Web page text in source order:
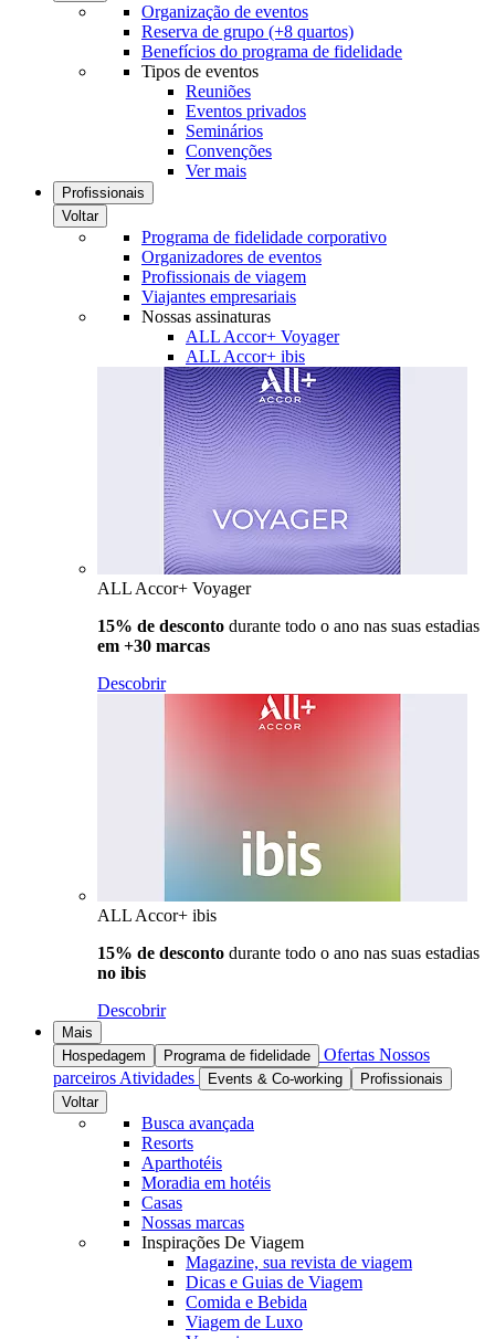
Organização de eventos
Reserva de grupo (+8 quartos)
Benefícios do programa de fidelidade
Tipos de eventos
Reuniões
Eventos privados
Seminários
Convenções
Ver mais
Profissionais
Voltar
Programa de fidelidade corporativo
Organizadores de eventos
Profissionais de viagem
Viajantes empresariais
Nossas assinaturas
ALL Accor+ Voyager
ALL Accor+ ibis
ALL Accor+ Voyager
15% de desconto durante todo o ano nas suas estadias
em +30 marcas
Descobrir
ALL Accor+ ibis
15% de desconto durante todo o ano nas suas estadias
no ibis
Descobrir
Mais
Hospedagem
Programa de fidelidade Ofertas Nossos
parceiros Atividades Events & Co-working
Profissionais
Voltar
Busca avançada
Resorts
Aparthotéis
Moradia em hotéis
Casas
Nossas marcas
Inspirações De Viagem
Magazine, sua revista de viagem
Dicas e Guias de Viagem
Comida e Bebida
Viagem de Luxo